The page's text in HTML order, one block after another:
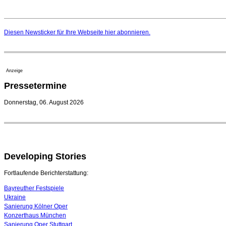
Diesen Newsticker für Ihre Webseite hier abonnieren.
Anzeige
Pressetermine
Donnerstag, 06. August 2026
Developing Stories
Fortlaufende Berichterstattung:
Bayreuther Festspiele
Ukraine
Sanierung Kölner Oper
Konzerthaus München
Sanierung Oper Stuttgart